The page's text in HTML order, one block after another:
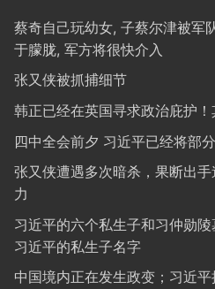
蔡奇自己玩幼女, 子蔡尔津被军
于朦胧, 军方将很快介入
张又侠被抓捕细节
韩正已经在英国寻求政治庇护
四中全会前夕 习近平已经将部
张又侠遭遇多次暗杀，果断出
力
习近平的六个私生子和习仲勋
习近平的私生子名字
中国境内正在发生政变；习近